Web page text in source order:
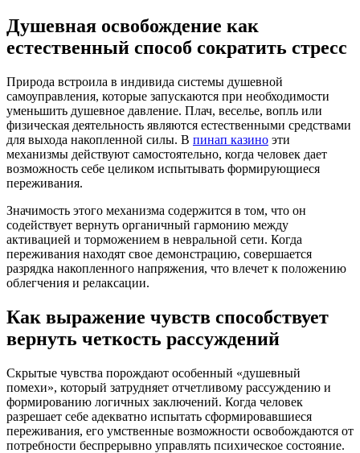
Душевная освобождение как
естественный способ сократить стресс
Природа встроила в индивида системы душевной
самоуправления, которые запускаются при необходимости
уменьшить душевное давление. Плач, веселье, вопль или
физическая деятельность являются естественными средствами
для выхода накопленной силы. В пинап казино эти
механизмы действуют самостоятельно, когда человек дает
возможность себе целиком испытывать формирующиеся
переживания.
Значимость этого механизма содержится в том, что он
содействует вернуть органичный гармонию между
активацией и торможением в невральной сети. Когда
переживания находят свое демонстрацию, совершается
разрядка накопленного напряжения, что влечет к положению
облегчения и релаксации.
Как выражение чувств способствует
вернуть четкость рассуждений
Скрытые чувства порождают особенный «душевный
помехи», который затрудняет отчетливому рассуждению и
формированию логичных заключений. Когда человек
разрешает себе адекватно испытать сформировавшиеся
переживания, его умственные возможности освобождаются от
потребности беспрерывно управлять психическое состояние.